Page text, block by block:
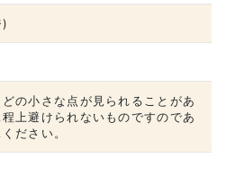
の小さな点が見られることがあ
上避けられないものですのであ
ださい。